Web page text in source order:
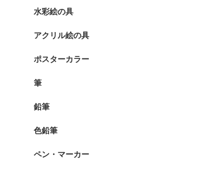
水彩絵の具
アクリル絵の具
ポスターカラー
筆
鉛筆
色鉛筆
ペン・マーカー